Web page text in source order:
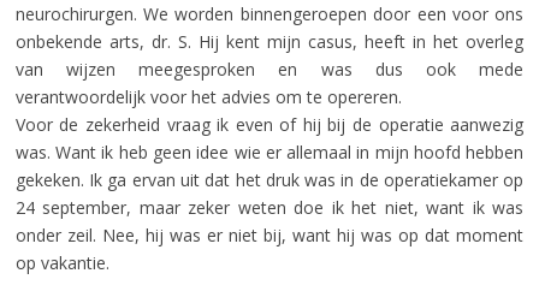
neurochirurgen. We worden binnengeroepen door een voor ons
onbekende arts, dr. S. Hij kent mijn casus, heeft in het overleg
van wijzen meegesproken en was dus ook mede
verantwoordelijk voor het advies om te opereren.
Voor de zekerheid vraag ik even of hij bij de operatie aanwezig
was. Want ik heb geen idee wie er allemaal in mijn hoofd hebben
gekeken. Ik ga ervan uit dat het druk was in de operatiekamer op
24 september, maar zeker weten doe ik het niet, want ik was
onder zeil. Nee, hij was er niet bij, want hij was op dat moment
op vakantie.